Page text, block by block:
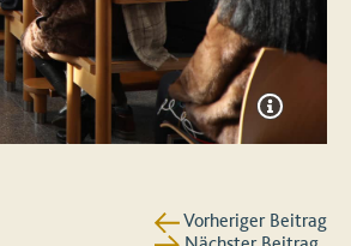
Vorheriger Beitrag